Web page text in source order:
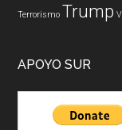
Terrorismo Trump
APOYO SUR